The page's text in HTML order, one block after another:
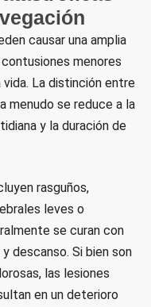
causar una amplia
menores
La distinción entre
menudo se reduce a la
y la duración de
rasguños,
leves o
se curan con
descanso. Si bien son
las lesiones
en un deterioro